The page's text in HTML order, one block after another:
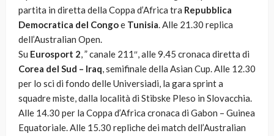
partita in diretta della Coppa d’Africa tra Repubblica
Democratica del Congoe Tunisia. Alle 21.30 replica
dell’Australian Open.
Su Eurosport 2, ” canale 211″, alle 9.45 cronaca diretta di
Corea del Sud – Iraq, semifinale della Asian Cup. Alle 12.30
per lo sci di fondo delle Universiadi, la gara sprint a
squadre miste, dalla località di Stibske Pleso in Slovacchia.
Alle 14.30 per la Coppa d’Africa cronaca di Gabon – Guinea
Equatoriale. Alle 15.30 repliche dei match dell’Australian